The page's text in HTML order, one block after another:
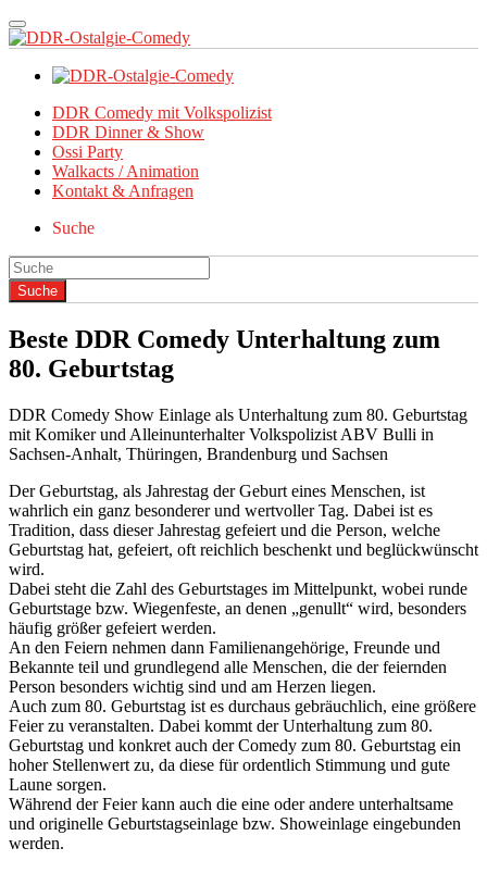
DDR Comedy mit Volkspolizist
DDR Dinner & Show
Ossi Party
Walkacts / Animation
Kontakt & Anfragen
Suche
Beste DDR Comedy Unterhaltung zum
80. Geburtstag
DDR Comedy Show Einlage als Unterhaltung zum 80. Geburtstag
mit Komiker und Alleinunterhalter Volkspolizist ABV Bulli in
Sachsen-Anhalt, Thüringen, Brandenburg und Sachsen
Der Geburtstag, als Jahrestag der Geburt eines Menschen, ist
wahrlich ein ganz besonderer und wertvoller Tag. Dabei ist es
Tradition, dass dieser Jahrestag gefeiert und die Person, welche
Geburtstag hat, gefeiert, oft reichlich beschenkt und beglückwünscht
wird.
Dabei steht die Zahl des Geburtstages im Mittelpunkt, wobei runde
Geburtstage bzw. Wiegenfeste, an denen „genullt“ wird, besonders
häufig größer gefeiert werden.
An den Feiern nehmen dann Familienangehörige, Freunde und
Bekannte teil und grundlegend alle Menschen, die der feiernden
Person besonders wichtig sind und am Herzen liegen.
Auch zum 80. Geburtstag ist es durchaus gebräuchlich, eine größere
Feier zu veranstalten. Dabei kommt der Unterhaltung zum 80.
Geburtstag und konkret auch der Comedy zum 80. Geburtstag ein
hoher Stellenwert zu, da diese für ordentlich Stimmung und gute
Laune sorgen.
Während der Feier kann auch die eine oder andere unterhaltsame
und originelle Geburtstagseinlage bzw. Showeinlage eingebunden
werden.